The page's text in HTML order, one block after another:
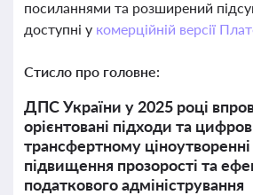
посиланнями та розширений
доступні у комерційній версії
Стисло про головне:
ДПС України у 2025 році
орієнтовані підходи та
трансфертному
підвищення прозорості та
податкового адміністрування